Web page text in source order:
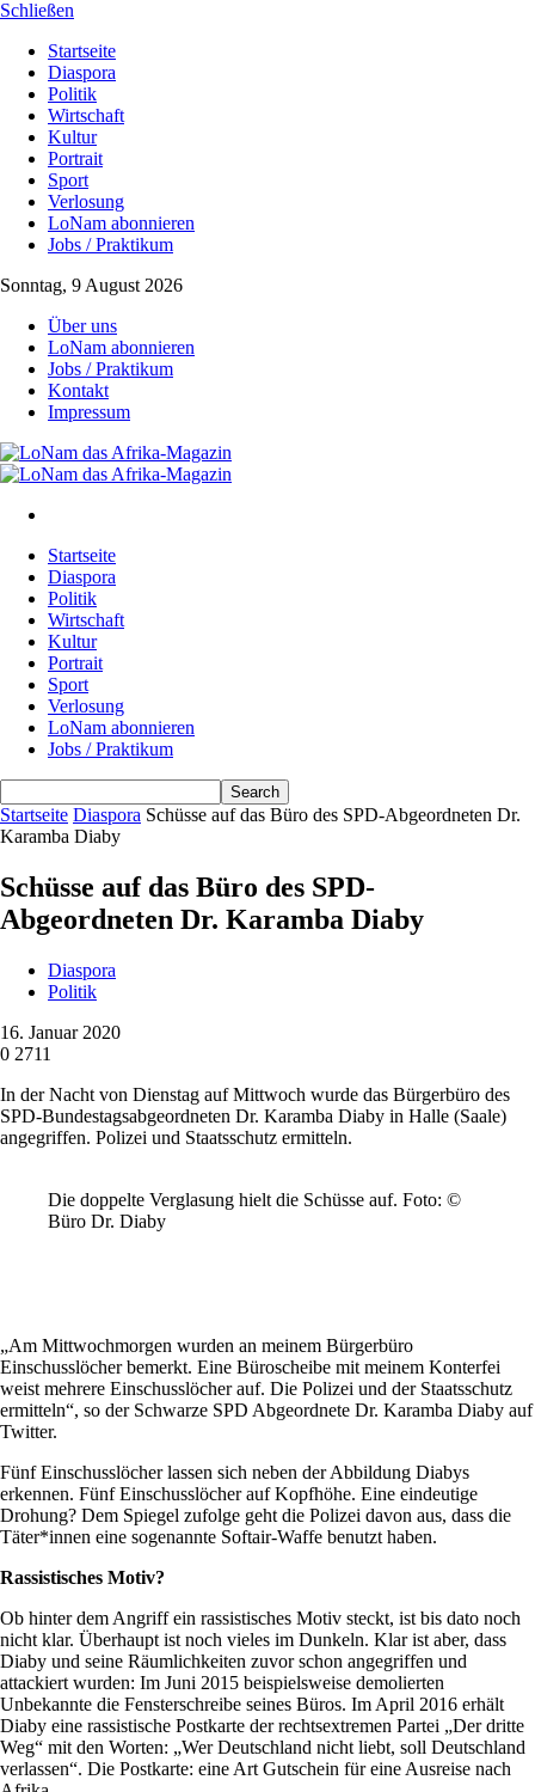
Schließen
Startseite
Diaspora
Politik
Wirtschaft
Kultur
Portrait
Sport
Verlosung
LoNam abonnieren
Jobs / Praktikum
Sonntag, 9 August 2026
Über uns
LoNam abonnieren
Jobs / Praktikum
Kontakt
Impressum
Startseite
Diaspora
Politik
Wirtschaft
Kultur
Portrait
Sport
Verlosung
LoNam abonnieren
Jobs / Praktikum
Startseite Diaspora Schüsse auf das Büro des SPD-Abgeordneten Dr.
Karamba Diaby
Schüsse auf das Büro des SPD-
Abgeordneten Dr. Karamba Diaby
Diaspora
Politik
16. Januar 2020
0 2711
In der Nacht von Dienstag auf Mittwoch wurde das Bürgerbüro des
SPD-Bundestagsabgeordneten Dr. Karamba Diaby in Halle (Saale)
angegriffen. Polizei und Staatsschutz ermitteln.
Die doppelte Verglasung hielt die Schüsse auf. Foto: ©
Büro Dr. Diaby
„Am Mittwochmorgen wurden an meinem Bürgerbüro
Einschusslöcher bemerkt. Eine Büroscheibe mit meinem Konterfei
weist mehrere Einschusslöcher auf. Die Polizei und der Staatsschutz
ermitteln“, so der Schwarze SPD Abgeordnete Dr. Karamba Diaby auf
Twitter.
Fünf Einschusslöcher lassen sich neben der Abbildung Diabys
erkennen. Fünf Einschusslöcher auf Kopfhöhe. Eine eindeutige
Drohung? Dem Spiegel zufolge geht die Polizei davon aus, dass die
Täter*innen eine sogenannte Softair-Waffe benutzt haben.
Rassistisches Motiv?
Ob hinter dem Angriff ein rassistisches Motiv steckt, ist bis dato noch
nicht klar. Überhaupt ist noch vieles im Dunkeln. Klar ist aber, dass
Diaby und seine Räumlichkeiten zuvor schon angegriffen und
attackiert wurden: Im Juni 2015 beispielsweise demolierten
Unbekannte die Fensterschreibe seines Büros. Im April 2016 erhält
Diaby eine rassistische Postkarte der rechtsextremen Partei „Der dritte
Weg“ mit den Worten: „Wer Deutschland nicht liebt, soll Deutschland
verlassen“. Die Postkarte: eine Art Gutschein für eine Ausreise nach